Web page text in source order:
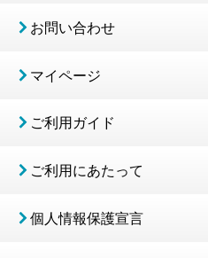
お問い合わせ
マイページ
ご利用ガイド
ご利用にあたって
個人情報保護宣言